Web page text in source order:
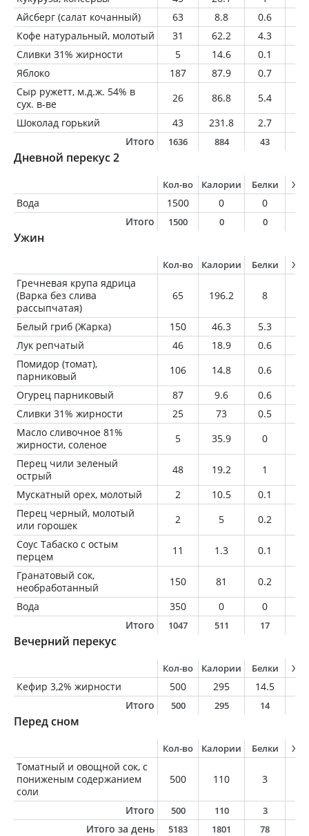
Айсберг (салат кочанный)
63 8.8 0.6
Кофе натуральный, молотый
31 62.2 4.3
Сливки 31% жирности
5 14.6 0.1
Яблоко
187 87.9 0.7
Сыр ружетт, м.д.ж. 54% в
сух. в-ве
26 86.8 5.4
Шоколад горький
43 231.8 2.7
Итого
1636 884 43
Дневной перекус 2
Кол-во Калории Белки
Вода 1500 0 0
Итого
1500 0 0
Ужин
Кол-во Калории Белки
Гречневая крупа ядрица
(Варка без слива
рассыпчатая)
65 196.2 8
Белый гриб (Жарка) 150 46.3 5.3
Лук репчатый
46 18.9 0.6
Помидор (томат),
парниковый
106 14.8 0.6
Огурец парниковый
87 9.6 0.6
Сливки 31% жирности
25 73 0.5
Масло сливочное 81%
жирности, соленое
5 35.9 0
Перец чили зеленый
острый
48 19.2 1
Мускатный орех, молотый
2 10.5 0.1
Перец черный, молотый
или горошек
2 5 0.2
Соус Табаско с остым
перцем
11 1.3 0.1
Гранатовый сок,
необработанный
150 81 0.2
Вода
350 0 0
Итого
1047 511 17
Вечерний перекус
Кол-во Калории Белки
Кефир 3,2% жирности 500 295 14.5
Итого
500 295 14
Перед сном
Кол-во Калории Белки
Томатный и овощной сок, с
пониженым содержанием
соли
500 110 3
Итого 500 110 3
Итого за день 5183 1801 78